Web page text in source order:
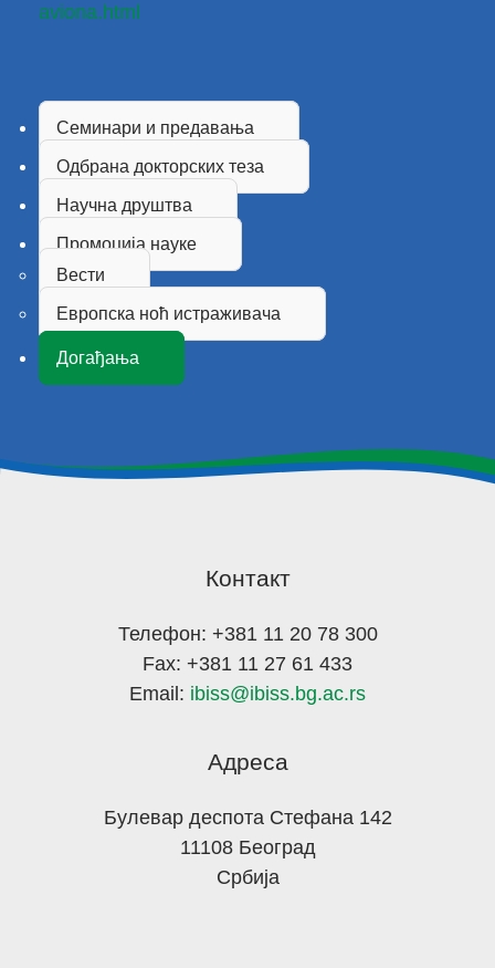
aviona.html
Семинари и предавања
Одбрана докторских теза
Научна друштва
Промоција науке
Вести
Европска ноћ истраживача
Догађања
Контакт
Телефон: +381 11 20 78 300
Fax: +381 11 27 61 433
Email: ibiss@ibiss.bg.ac.rs
Адреса
Булевар деспота Стефана 142
11108 Београд
Србија